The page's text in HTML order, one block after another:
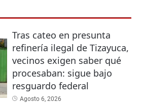
Tras cateo en presunta
refinería ilegal de Tizayuca,
vecinos exigen saber qué
procesaban: sigue bajo
resguardo federal
Agosto 6, 2026